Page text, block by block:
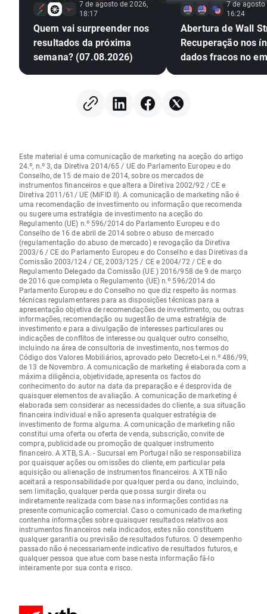
7 de agosto de 2026,
18:17
Quem vai surpreender nos
resultados da próxima
semana? (07.08.2026)
7 de agosto
16:24
Abertura de Wall
Recuperação nos
dados fracos no
Este material é uma comunicação de marketing na aceção do artigo
24.º, n.º 3, da Diretiva 2014/65 / UE do Parlamento Europeu e do
Conselho, de 15 de maio de 2014, sobre os mercados de
instrumentos financeiros e que altera a Diretiva 2002/92 / CE e
Diretiva 2011/61/ UE (MiFID II). A comunicação de marketing não é
uma recomendação de investimento ou informação que recomenda
ou sugere uma estratégia de investimento na aceção do
Regulamento (UE) n.º 596/2014 do Parlamento Europeu e do
Conselho de 16 de abril de 2014 sobre o abuso de mercado
(regulamentação do abuso de mercado) e revogação da Diretiva
2003/6 / CE do Parlamento Europeu e do Conselho e das Diretivas da
Comissão 2003/124 / CE, 2003/125 / CE e 2004/72 / CE e do
Regulamento Delegado da Comissão (UE ) 2016/958 de 9 de março
de 2016 que completa o Regulamento (UE) n.º 596/2014 do
Parlamento Europeu e do Conselho no que diz respeito às normas
técnicas regulamentares para as disposições técnicas para a
apresentação objetiva de recomendações de investimento, ou outras
informações, recomendação ou sugestão de uma estratégia de
investimento e para a divulgação de interesses particulares ou
indicações de conflitos de interesse ou qualquer outro conselho,
incluindo na área de consultoria de investimento, nos termos do
Código dos Valores Mobiliários, aprovado pelo Decreto-Lei n.º 486/99,
de 13 de Novembro. A comunicação de marketing é elaborada com a
máxima diligência, objetividade, apresenta os factos do
conhecimento do autor na data da preparação e é desprovida de
quaisquer elementos de avaliação. A comunicação de marketing é
elaborada sem considerar as necessidades do cliente, a sua situação
financeira individual e não apresenta qualquer estratégia de
investimento de forma alguma. A comunicação de marketing não
constitui uma oferta ou oferta de venda, subscrição, convite de
compra, publicidade ou promoção de qualquer instrumento
financeiro. A XTB, S.A. - Sucursal em Portugal não se responsabiliza
por quaisquer ações ou omissões do cliente, em particular pela
aquisição ou alienação de instrumentos financeiros. A XTB não
aceitará a responsabilidade por qualquer perda ou dano, incluindo,
sem limitação, qualquer perda que possa surgir direta ou
indiretamente realizada com base nas informações contidas na
presente comunicação comercial. Caso o comunicado de marketing
contenha informações sobre quaisquer resultados relativos aos
instrumentos financeiros nela indicados, estes não constituem
qualquer garantia ou previsão de resultados futuros. O desempenho
passado não é necessariamente indicativo de resultados futuros, e
qualquer pessoa que atue com base nesta informação fá-lo
inteiramente por sua conta e risco.